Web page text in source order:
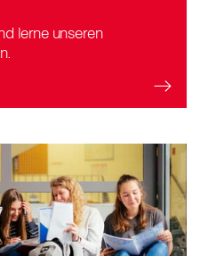
lerne unseren